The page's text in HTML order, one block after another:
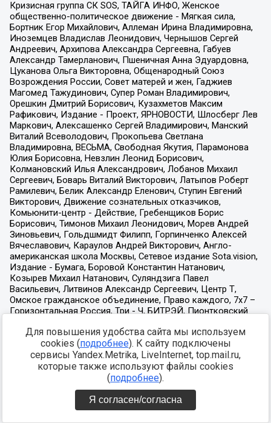
Для повышения удобства сайта мы используем
cookies (подробнее). К сайту подключены
сервисы Yandex.Metrika, LiveInternet, top.mail.ru,
которые также используют файлы cookies
(подробнее).
Я согласен/согласна